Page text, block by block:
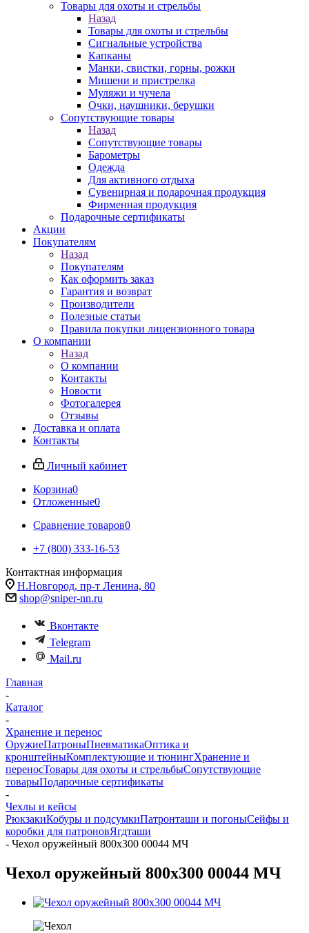
Товары для охоты и стрельбы
Назад
Товары для охоты и стрельбы
Сигнальные устройства
Капканы
Манки, свистки, горны, рожки
Мишени и пристрелка
Муляжи и чучела
Очки, наушники, берушки
Сопутствующие товары
Назад
Сопутствующие товары
Барометры
Одежда
Для активного отдыха
Сувенирная и подарочная продукция
Фирменная продукция
Подарочные сертификаты
Акции
Покупателям
Назад
Покупателям
Как оформить заказ
Гарантия и возврат
Производители
Полезные статьи
Правила покупки лицензионного товара
О компании
Назад
О компании
Контакты
Новости
Фотогалерея
Отзывы
Доставка и оплата
Контакты
Личный кабинет
Корзина0
Отложенные0
Сравнение товаров0
+7 (800) 333-16-53
Контактная информация
Н.Новгород, пр-т Ленина, 80
shop@sniper-nn.ru
Вконтакте
Telegram
Mail.ru
Главная
-
Каталог
-
Хранение и перенос
ОружиеПатроныПневматикаОптика и
кронштейныКомплектующие и тюнингХранение и
переносТовары для охоты и стрельбыСопутствующие
товарыПодарочные сертификаты
-
Чехлы и кейсы
РюкзакиКобуры и подсумкиПатронташи и погоныСейфы и
коробки для патроновЯгдташи
- Чехол оружейный 800х300 00044 МЧ
Чехол оружейный 800х300 00044 МЧ